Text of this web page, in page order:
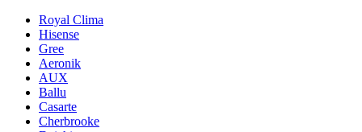
Royal Clima
Hisense
Gree
Aeronik
AUX
Ballu
Casarte
Cherbrooke